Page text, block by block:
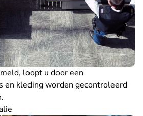
loopt u door een
en kleding worden gecontroleerd